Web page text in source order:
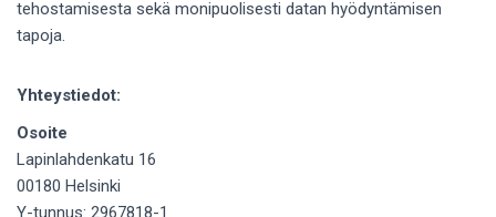
tehostamisesta sekä monipuolisesti datan hyödyntämisen
tapoja.
Yhteystiedot:
Osoite
Lapinlahdenkatu 16
00180 Helsinki
Y-tunnus: 2967818-1